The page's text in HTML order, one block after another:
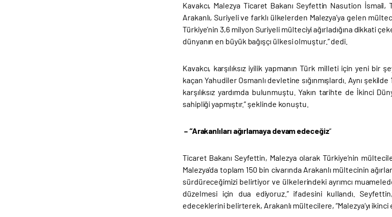
Kavakcı, Malezya Ticaret Bakanı Seyfettin Nasution İsmail,
Arakanlı, Suriyeli ve farklı ülkelerden Malezya’ya gelen
Türkiye’nin 3,6 milyon Suriyeli mülteciyi ağırladığına dikkati
dünyanın en büyük bağışçı ülkesi olmuştur.” dedi.
Kavakcı, karşılıksız iyilik yapmanın Türk milleti için yeni bir
kaçan Yahudiler Osmanlı devletine sığınmışlardı. Aynı şekilde
karşılıksız yardımda bulunmuştu. Yakın tarihte de İkinci
sahipliği yapmıştır.” şeklinde konuştu.
– “Arakanlıları ağırlamaya devam edeceğiz“
Ticaret Bakanı Seyfettin, Malezya olarak Türkiye’nin
Malezya’da toplam 150 bin civarında Arakanlı mültecinin
sürdüreceğimizi belirtiyor ve ülkelerindeki ayrımcı
düzelmesi için dua ediyoruz.” ifadesini kullandı.
edeceklerini belirterek, Arakanlı mültecilere, “Malezya’yı ikinci